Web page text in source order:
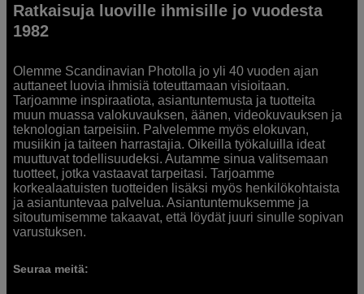
Ratkaisuja luoville ihmisille jo vuodesta
1982
Olemme Scandinavian Photolla jo yli 40 vuoden ajan
auttaneet luovia ihmisiä toteuttamaan visioitaan.
Tarjoamme inspiraatiota, asiantuntemusta ja tuotteita
muun muassa valokuvauksen, äänen, videokuvauksen ja
teknologian tarpeisiin. Palvelemme myös elokuvan,
musiikin ja taiteen harrastajia. Oikeilla työkaluilla ideat
muuttuvat todellisuudeksi. Autamme sinua valitsemaan
tuotteet, jotka vastaavat tarpeitasi. Tarjoamme
korkealaatuisten tuotteiden lisäksi myös henkilökohtaista
ja asiantuntevaa palvelua. Asiantuntemuksemme ja
sitoutumisemme takaavat, että löydät juuri sinulle sopivan
varustuksen.
Seuraa meitä: